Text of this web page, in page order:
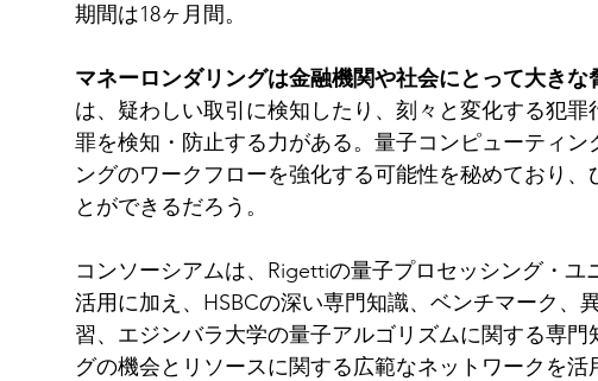
期間は18ヶ月間。
マネーロンダリングは金融機関や社会にとって大きな
は、疑わしい取引に検知したり、刻々と変化する犯
罪を検知・防止する力がある。量子コンピューティ
ングのワークフローを強化する可能性を秘めており
とができるだろう。
コンソーシアムは、Rigettiの量子プロセッシング・
活用に加え、HSBCの深い専門知識、ベンチマーク、
習、エジンバラ大学の量子アルゴリズムに関する専
グの機会とリソースに関する広範なネットワークを